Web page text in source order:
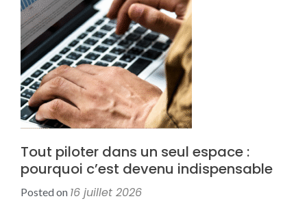
Tout piloter dans un seul espace :
pourquoi c’est devenu indispensable
Posted on 16 juillet 2026